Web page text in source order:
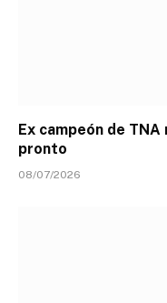
Ex campeón de TNA
pronto
08/07/2026